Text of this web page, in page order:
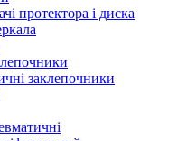
протектора і диска
заклепочники